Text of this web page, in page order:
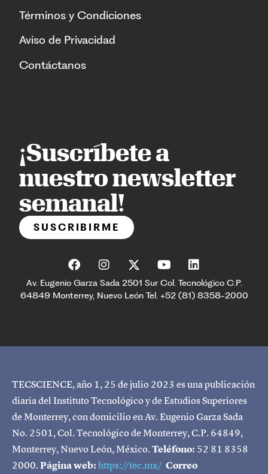
Términos y Condiciones
Aviso de Privacidad
Contáctanos
¡Suscríbete a
nuestro newsletter
semanal!
SUSCRIBIRME
Av. Eugenio Garza Sada 2501 Sur Col. Tecnológico C.P.
64849 Monterrey, Nuevo León Tel. +52 (81) 8358-2000
TECSCIENCE, año 1, 25 de julio 2023 es una publicación
diaria del Instituto Tecnológico y de Estudios Superiores
de Monterrey, con domicilio en Av. Eugenio Garza Sada
No. 2501, Col. Tecnológico de Monterrey, C.P. 64849,
Monterrey, Nuevo León, México.Teléfono: 52 81 8358
2000.Página web:https://tec.mx/ Correo